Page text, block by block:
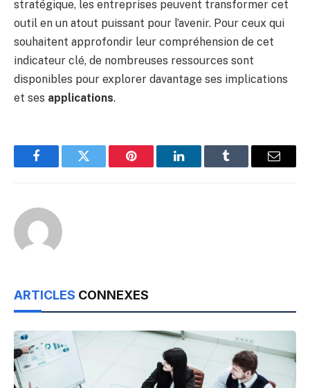
stratégique, les entreprises peuvent transformer cet
outil en un atout puissant pour l’avenir. Pour ceux qui
souhaitent approfondir leur compréhension de cet
indicateur clé, de nombreuses ressources sont
disponibles pour explorer davantage ses implications
et ses applications.
FacebookTwitter Pinterest LinkedInTumblr Email
ARTICLES CONNEXES